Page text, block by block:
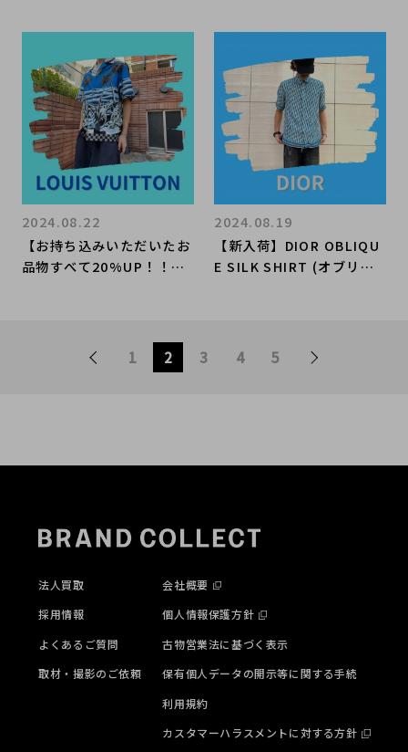
を買取入荷いたしまし
た！！コラボアイテムが人
気のsacaiを深堀りしてい
きます！！
ました。日本に影響を受け
たデザインとは？？人気の
秘訣もご紹介いたしま
す！！
【お持ち込みいただいたお
品物すべて20%UP！！】
いたしました。商品紹介と
高価買取のポイントをご紹
2024.08.22
【新入荷】DIOR OBLIQU
E SILK SHIRT (オブリー
したします！！
2024.08.19
1 2 3 4 5
法人買取
採用情報
よくあるご質問
取材・撮影のご依頼
会社概要
個人情報保護方針
古物営業法に基づく表示
保有個人データの開示等に関する手続
利用規約
カスタマーハラスメントに対する方針